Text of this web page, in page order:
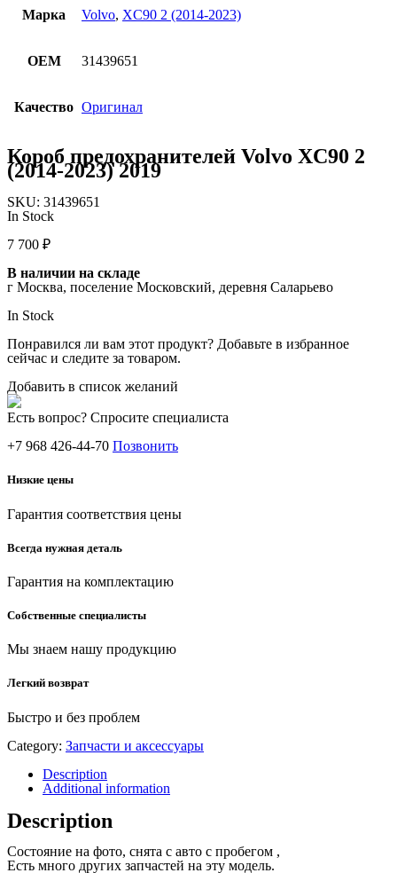
Марка Volvo, XC90 2 (2014-2023)
OEM 31439651
Качество Оригинал
Короб предохранителей Volvo XC90 2
(2014-2023) 2019
SKU: 31439651
In Stock
7 700 ₽
В наличии на складе
г Москва, поселение Московский, деревня Саларьево
In Stock
Понравился ли вам этот продукт? Добавьте в избранное
сейчас и следите за товаром.
Добавить в список желаний
Есть вопрос? Спросите специалиста
+7 968 426-44-70 Позвонить
Низкие цены
Гарантия соответствия цены
Всегда нужная деталь
Гарантия на комплектацию
Собственные специалисты
Мы знаем нашу продукцию
Легкий возврат
Быстро и без проблем
Category: Запчасти и аксессуары
Description
Additional information
Description
Состояние на фото, снята с авто с пробегом ,
Есть много других запчастей на эту модель.